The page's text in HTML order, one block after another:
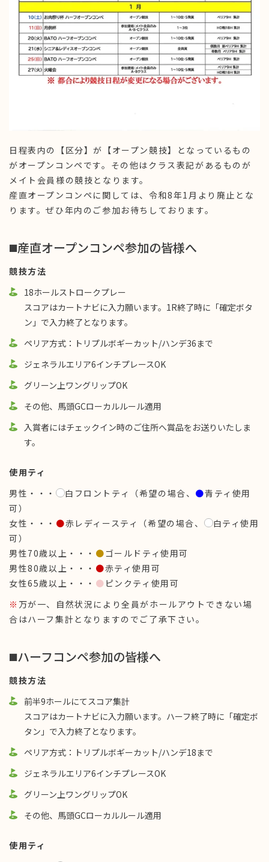
日程表内の【区分】が【オープン競技】となっているもの
がオープンコンペです。その他はクラス表記があるものが
メイト会員様の競技となります。
産直オープンコンペに関しては、令和8年1月より廃止とな
ります。ぜひ年内のご参加お待ちしております。
◼️産直オープンコンペ参加の皆様へ
競技方法
18ホールストロークプレー
スコアはカートナビに入力願います。1R終了時に「確定ボタ
ン」で入力終了となります。
ペリア方式：トリプルボギーカット/ハンデ36まで
ジェネラルエリア6インチプレースOK
グリーン上ワングリップOK
その他、馬頭GCローカルルール適用
入賞者にはチェックイン時のご住所へ賞品をお送りいたしま
す。
使用ティ
男性・・・
白フロントティ（希望の場合、 ●青ティ使用
可）
女性・・・ ●赤レディースティ（希望の場合、
白ティ使用
可）
男性70歳以上・・・ ●ゴールドティ使用可
男性80歳以上・・・ ●赤ティ使用可
女性65歳以上・・・ ● ピンクティ使用可
※ 万が一、自然状況により全員がホールアウトできない場
合はハーフ集計となりますのでご了承下さい。
◼️ハーフコンペ参加の皆様へ
競技方法
前半9ホールにてスコア集計
スコアはカートナビに入力願います。ハーフ終了時に「確定ボ
タン」で入力終了となります。
ペリア方式：トリプルボギーカット/ハンデ18まで
ジェネラルエリア6インチプレースOK
グリーン上ワングリップOK
その他、馬頭GCローカルルール適用
使用ティ